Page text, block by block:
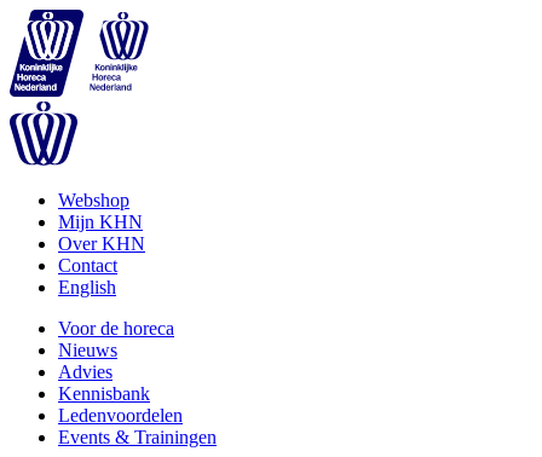
Webshop
Mijn KHN
Over KHN
Contact
English
Voor de horeca
Nieuws
Advies
Kennisbank
Ledenvoordelen
Events & Trainingen